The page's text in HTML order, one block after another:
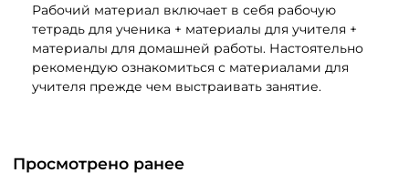
Рабочий материал включает в себя рабочую
тетрадь для ученика + материалы для учителя +
материалы для домашней работы. Настоятельно
рекомендую ознакомиться с материалами для
учителя прежде чем выстраивать занятие.
Просмотрено ранее